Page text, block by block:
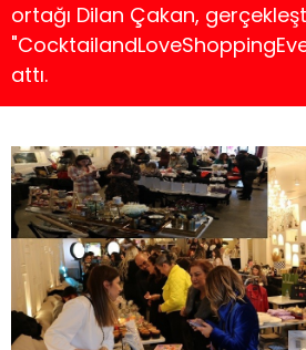
ortağı Dilan Çakan,
attı.